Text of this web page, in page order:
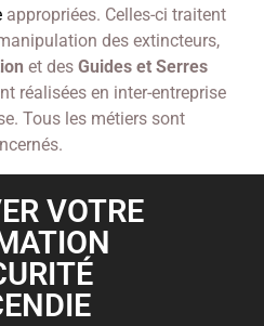
appropriées. Celles-ci traitent
des extincteurs,
et des Guides et Serres
réalisées en inter-entreprise
Tous les métiers sont
VOTRE